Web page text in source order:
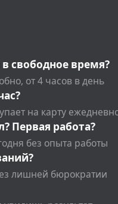
свободное время?
от 4 часов в день
на карту
Первая работа?
без опыта работы
лишней бюрократии